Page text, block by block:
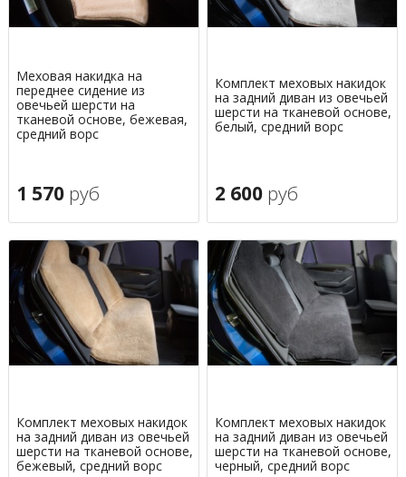
Меховая накидка на
переднее сидение из
овечьей шерсти на
тканевой основе, бежевая,
средний ворс
1 570 руб
Комплект меховых накидок
на задний диван из овечьей
шерсти на тканевой основе,
белый, средний ворс
2 600 руб
Комплект меховых накидок
на задний диван из овечьей
шерсти на тканевой основе,
бежевый, средний ворс
Комплект меховых накидок
на задний диван из овечьей
шерсти на тканевой основе,
черный, средний ворс